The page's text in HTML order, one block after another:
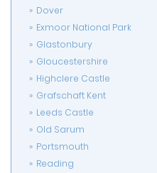
Dover
Exmoor National Park
Glastonbury
Gloucestershire
Highclere Castle
Grafschaft Kent
Leeds Castle
Old Sarum
Portsmouth
Reading